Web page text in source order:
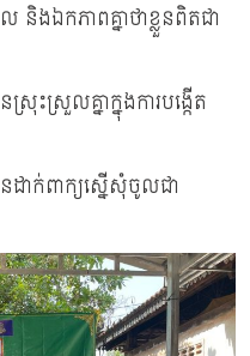
និងឯកភាពគ្នាថាខ្លួនពិតជា
ះស្រួលគ្នាក្នុងការបង្កើត
ាក់ពាក្យស្នើសុំចូលជា